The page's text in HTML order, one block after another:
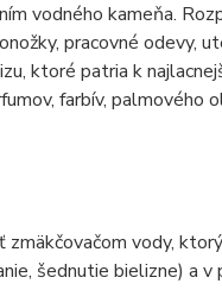
vodného kameňa.
pracovné odevy,
ktoré patria k
farbív, palmového
zmäkčovačom vody,
šednutie bielizne) a v